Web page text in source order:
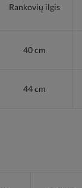
Rankovių ilgis
40 cm
44 cm